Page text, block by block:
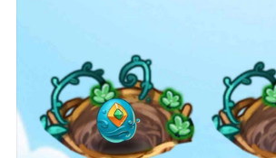
花农场 藏宝阁 夺宝岛 金券所